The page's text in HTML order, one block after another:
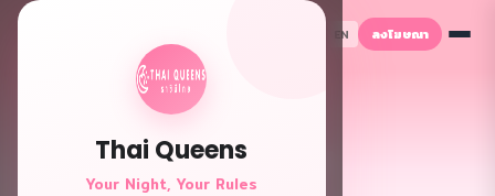
Thai Queens
Your Night, Your Rules
EN ลงโฆษณา
👑 ฟอรั่มควีนส์